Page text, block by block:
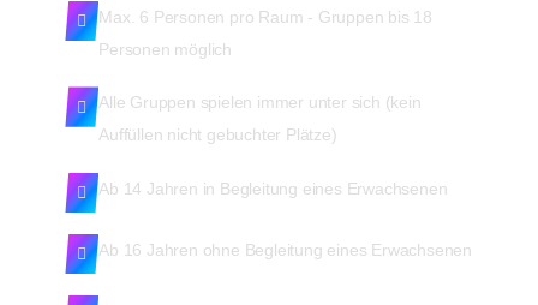
Max. 6 Personen pro Raum - Gruppen bis 18
Personen möglich
Alle Gruppen spielen immer unter sich (kein
Auffüllen nicht gebuchter Plätze)
Ab 14 Jahren in Begleitung eines Erwachsenen
Ab 16 Jahren ohne Begleitung eines Erwachsenen